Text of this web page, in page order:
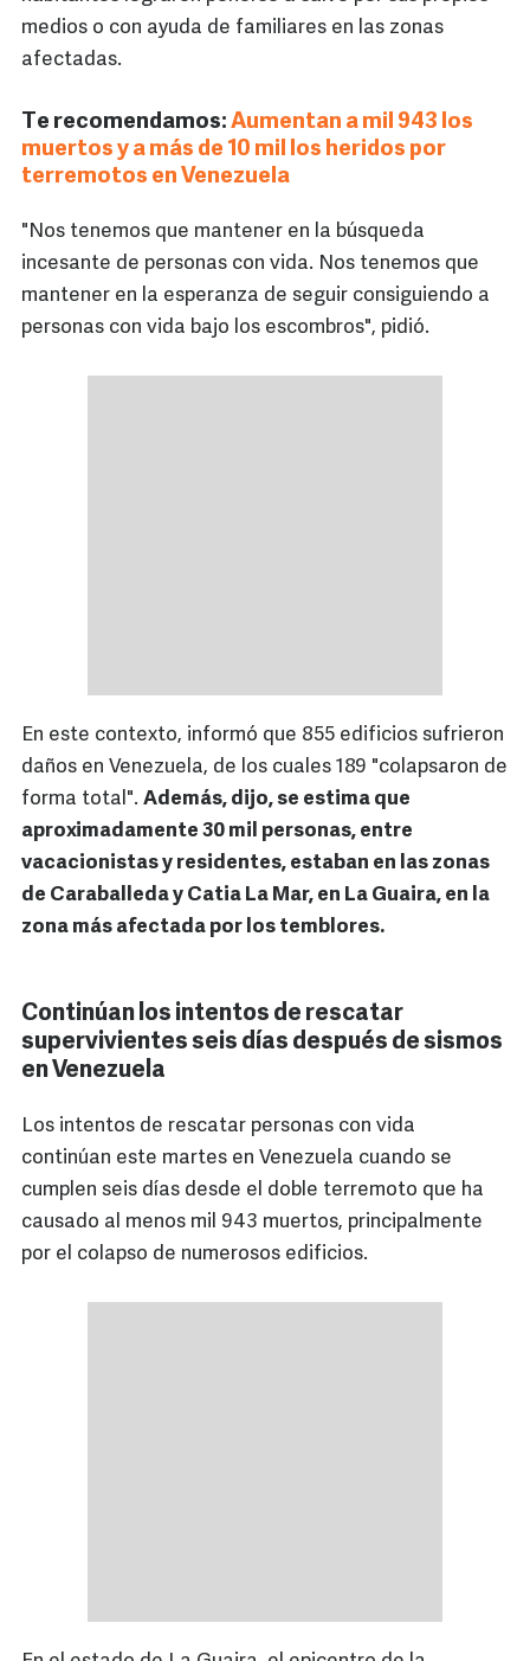
medios o con ayuda de familiares en las zonas
afectadas.
Te recomendamos: Aumentan a mil 943 los
muertos y a más de 10 mil los heridos por
terremotos en Venezuela
"Nos tenemos que mantener en la búsqueda
incesante de personas con vida. Nos tenemos que
mantener en la esperanza de seguir consiguiendo a
personas con vida bajo los escombros", pidió.
En este contexto, informó que 855 edificios sufrieron
daños en Venezuela, de los cuales 189 "colapsaron de
forma total". Además, dijo, se estima que
aproximadamente 30 mil personas, entre
vacacionistas y residentes, estaban en las zonas
de Caraballeda y Catia La Mar, en La Guaira, en la
zona más afectada por los temblores.
Continúan los intentos de rescatar
supervivientes seis días después de sismos
en Venezuela
Los intentos de rescatar personas con vida
continúan este martes en Venezuela cuando se
cumplen seis días desde el doble terremoto que ha
causado al menos mil 943 muertos, principalmente
por el colapso de numerosos edificios.